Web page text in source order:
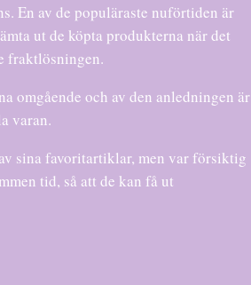
En av de populäraste nuförtiden är
ut de köpta produkterna när det
fraktlösningen.
omgående och av den anledningen är
varan.
sina favoritartiklar, men var försiktig
tid, så att de kan få ut